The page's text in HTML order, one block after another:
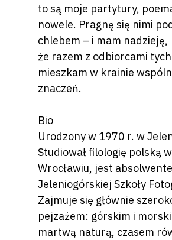
to są moje partytury,
nowele. Pragnę się nimi
chlebem – i mam nadzieję,
że razem z odbiorcami
mieszkam w krainie
znaczeń.
Bio
Urodzony w 1970 r. w
Studiował filologię polską
Wrocławiu, jest
Jeleniogórskiej Szkoły
Zajmuje się głównie
pejzażem: górskim i
martwą naturą, czasem